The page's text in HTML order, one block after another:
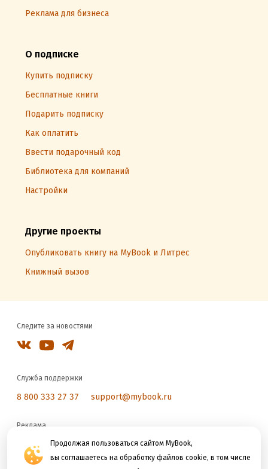
Продолжая пользоваться сайтом MyBook,
вы соглашаетесь на обработку файлов cookie, в том числе
Реклама для бизнеса
О подписке
Купить подписку
Бесплатные книги
Подарить подписку
Как оплатить
Ввести подарочный код
Библиотека для компаний
Настройки
Другие проекты
Опубликовать книгу на MyBook и Литрес
Книжный вызов
Следите за новостями
Служба поддержки
8 800 333 27 37 support@mybook.ru
Реклама
reklama@litres.ru